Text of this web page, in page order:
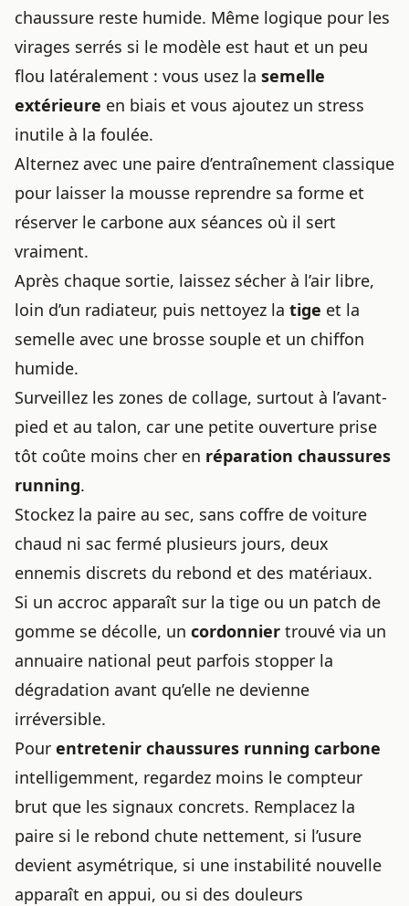
chaussure reste humide. Même logique pour les
virages serrés si le modèle est haut et un peu
flou latéralement : vous usez la semelle
extérieure en biais et vous ajoutez un stress
inutile à la foulée.
Alternez avec une paire d’entraînement classique
pour laisser la mousse reprendre sa forme et
réserver le carbone aux séances où il sert
vraiment.
Après chaque sortie, laissez sécher à l’air libre,
loin d’un radiateur, puis nettoyez la tige et la
semelle avec une brosse souple et un chiffon
humide.
Surveillez les zones de collage, surtout à l’avant-
pied et au talon, car une petite ouverture prise
tôt coûte moins cher en réparation chaussures
running.
Stockez la paire au sec, sans coffre de voiture
chaud ni sac fermé plusieurs jours, deux
ennemis discrets du rebond et des matériaux.
Si un accroc apparaît sur la tige ou un patch de
gomme se décolle, un cordonnier trouvé via un
annuaire national peut parfois stopper la
dégradation avant qu’elle ne devienne
irréversible.
Pour entretenir chaussures running carbone
intelligemment, regardez moins le compteur
brut que les signaux concrets. Remplacez la
paire si le rebond chute nettement, si l’usure
devient asymétrique, si une instabilité nouvelle
apparaît en appui, ou si des douleurs